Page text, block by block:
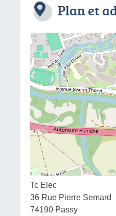
Plan et
Tc Elec
36 Rue Pierre Semard
74190 Passy